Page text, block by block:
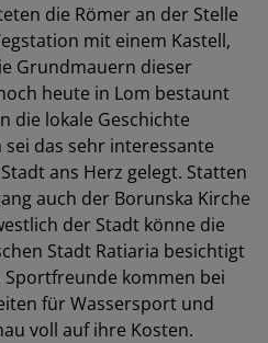
die Römer an der Stelle
mit einem Kastell,
Grundmauern dieser
heute in Lom bestaunt
die lokale Geschichte
das sehr interessante
ans Herz gelegt. Statten
auch der Borunska Kirche
der Stadt könne die
Stadt Ratiaria besichtigt
kommen bei
für Wassersport und
voll auf ihre Kosten.